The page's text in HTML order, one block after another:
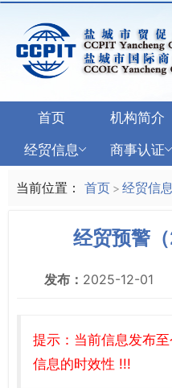
首页 机构简介
经贸信息
商事认证
当前位置： 首页 > 经贸信息
经贸预警
发布： 2025-12-01
提示：当前信息发布
信息的时效性 !!!